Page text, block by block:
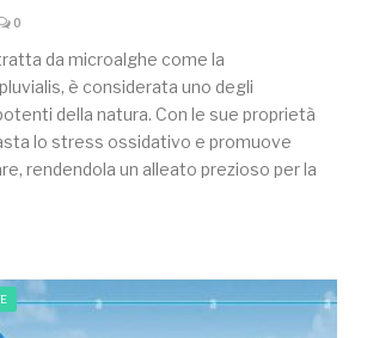
0
da microalghe come la
è considerata uno degli
della natura. Con le sue proprietà
lo stress ossidativo e promuove
rendendola un alleato prezioso per la